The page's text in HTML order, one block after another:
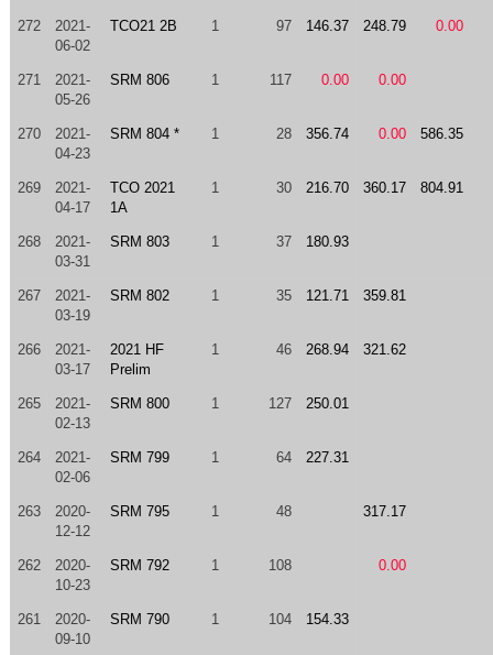
272
2021-
06-02
TCO21 2B 1 97 146.37 248.79 0.00
271
2021-
05-26
SRM 806 1 117 0.00 0.00
270
2021-
04-23
SRM 804 * 1 28 356.74 0.00 586.35
269
2021-
04-17
TCO 2021
1A
1 30 216.70 360.17 804.91
268
2021-
03-31
SRM 803 1 37 180.93
267
2021-
03-19
SRM 802 1 35 121.71 359.81
266
2021-
03-17
2021 HF
Prelim
1 46 268.94 321.62
265
2021-
02-13
SRM 800 1 127 250.01
264
2021-
02-06
SRM 799 1 64 227.31
263
2020-
12-12
SRM 795 1 48 317.17
262
2020-
10-23
SRM 792 1 108 0.00
261
2020-
09-10
SRM 790 1 104 154.33